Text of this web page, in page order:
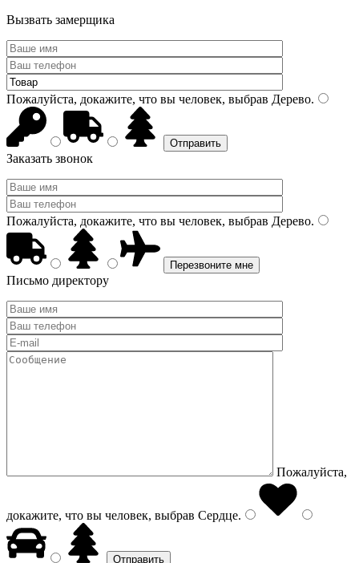
Вызвать замерщика
Пожалуйста, докажите, что вы человек, выбрав Дерево.
Заказать звонок
Пожалуйста, докажите, что вы человек, выбрав Дерево.
Письмо директору
Пожалуйста,
докажите, что вы человек, выбрав Сердце.